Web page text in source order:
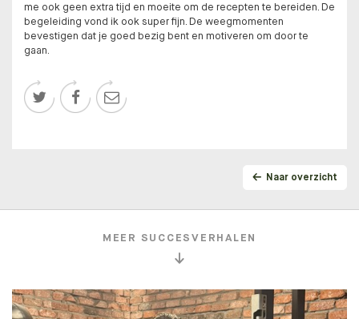
me ook geen extra tijd en moeite om de recepten te bereiden. De
begeleiding vond ik ook super fijn. De weegmomenten
bevestigen dat je goed bezig bent en motiveren om door te
gaan.
  
Naar overzicht
MEER SUCCESVERHALEN